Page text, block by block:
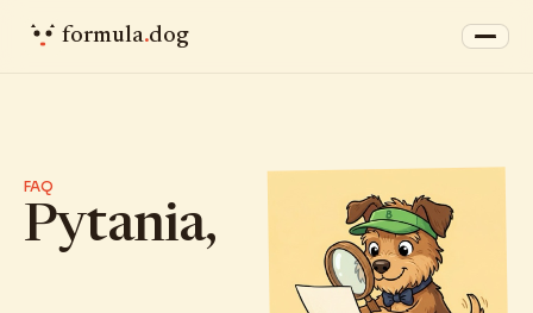
formula.dog
FAQ
Pytania,